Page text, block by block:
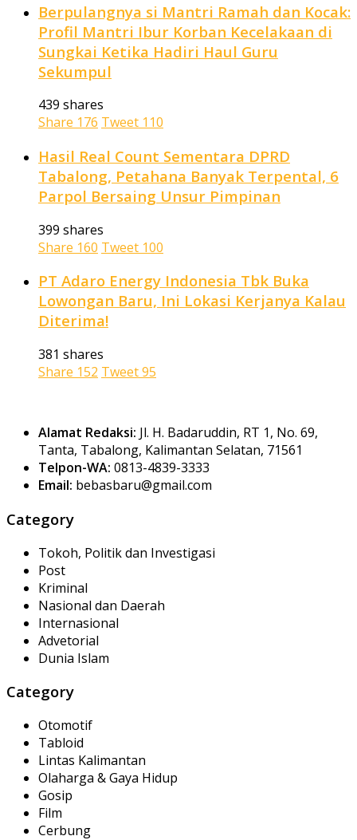
Berpulangnya si Mantri Ramah dan Kocak:
Profil Mantri Ibur Korban Kecelakaan di
Sungkai Ketika Hadiri Haul Guru
Sekumpul
439 shares
Share 176 Tweet 110
Hasil Real Count Sementara DPRD
Tabalong, Petahana Banyak Terpental, 6
Parpol Bersaing Unsur Pimpinan
399 shares
Share 160 Tweet 100
PT Adaro Energy Indonesia Tbk Buka
Lowongan Baru, Ini Lokasi Kerjanya Kalau
Diterima!
381 shares
Share 152 Tweet95
Alamat Redaksi: Jl. H. Badaruddin, RT 1, No. 69,
Tanta, Tabalong, Kalimantan Selatan, 71561
Telpon-WA: 0813-4839-3333
Email: bebasbaru@gmail.com
Category
Tokoh, Politik dan Investigasi
Post
Kriminal
Nasional dan Daerah
Internasional
Advetorial
Dunia Islam
Category
Otomotif
Tabloid
Lintas Kalimantan
Olaharga & Gaya Hidup
Gosip
Film
Cerbung